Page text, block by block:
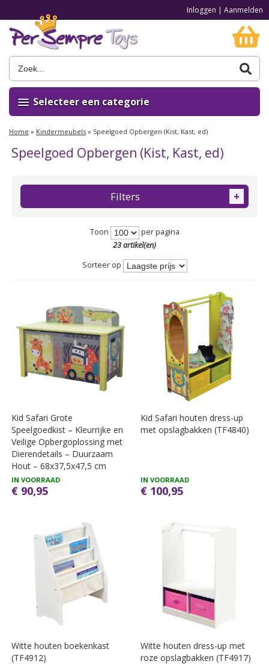
Inloggen | Aanmelden
Selecteer een categorie
Home » Kindermeubels » Speelgoed Opbergen (Kist, Kast, ed)
Speelgoed Opbergen (Kist, Kast, ed)
Filters +
Toon
per pagina
23 artikel(en)
Sorteer op
Kid Safari Grote
Speelgoedkist – Kleurrijke en
Veilige Opbergoplossing met
Dierendetails – Duurzaam
Hout – 68x37,5x47,5 cm
IN VOORRAAD
€ 90,95
Kid Safari houten dress-up
met opslagbakken (TF4840)
IN VOORRAAD
€ 100,95
Witte houten boekenkast
(TF4912)
Witte houten dress-up met
roze opslagbakken (TF4917)